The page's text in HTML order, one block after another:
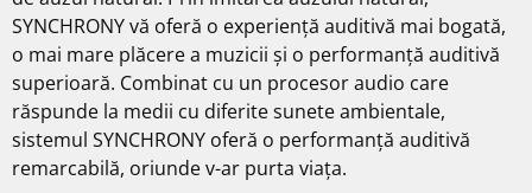
SYNCHRONY vă oferă o experiență auditivă mai bogată,
o mai mare plăcere a muzicii și o performanță auditivă
superioară. Combinat cu un procesor audio care
răspunde la medii cu diferite sunete ambientale,
sistemul SYNCHRONY oferă o performanță auditivă
remarcabilă, oriunde v-ar purta viața.